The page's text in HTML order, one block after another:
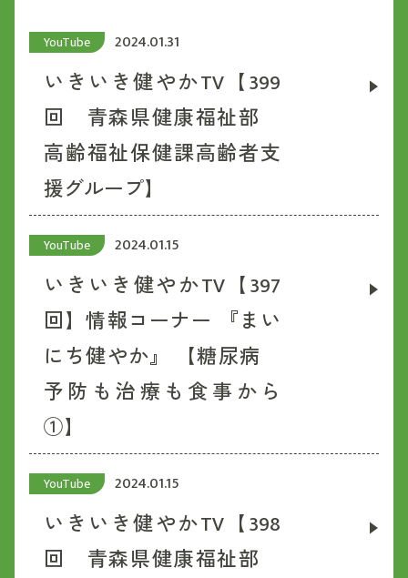
YouTube 2024.01.31
いきいき健やかTV【399
回 青森県健康福祉部
高齢福祉保健課高齢者支
援グループ】
YouTube 2024.01.15
いきいき健やかTV【397
回】情報コーナー 『まい
にち健やか』 【糖尿病
予防も治療も食事から
①】
YouTube 2024.01.15
いきいき健やかTV【398
回 青森県健康福祉部